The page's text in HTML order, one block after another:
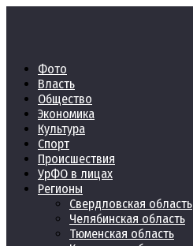
Фото
Власть
Общество
Экономика
Культура
Спорт
Происшествия
УрФО в лицах
Регионы
Свердловская область
Челябинская область
Тюменская область